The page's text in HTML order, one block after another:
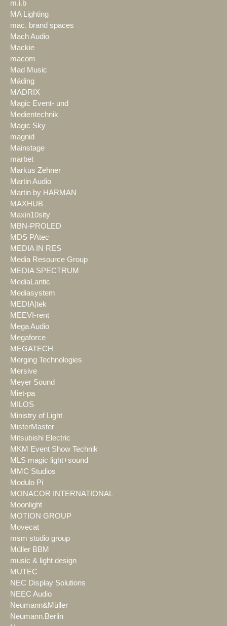
m.i.b
MA Lighting
mac. brand spaces
Mach Audio
Mackie
macom
Mad Music
Mäding
MADRIX
Magic Event- und
Medientechnik
Magic Sky
magnid
Mainstage
marbet
Markus Zehner
Martin Audio
Martin by HARMAN
MAXHUB
Maxin10sity
MBN-PROLED
MDS PAtec
MEDIA IN RES
Media Resource Group
MEDIA SPECTRUM
MediaLantic
Mediasystem
MEDIA|tek
MEEVI-rent
Mega Audio
Megaforce
MEGATECH
Merging Technologies
Mersive
Meyer Sound
Miet-pa
MILOS
Ministry of Light
MisterMaster
Mitsubishi Electric
MKM Event Show Technik
MLS magic light+sound
MMC Studios
Modulo Pi
MONACOR INTERNATIONAL
Moonlight
MOTION GROUP
Movecat
msm studio group
Müller BBM
music & light design
MUTEC
NEC Display Solutions
NEEC Audio
Neumann&Müller
Neumann.Berlin